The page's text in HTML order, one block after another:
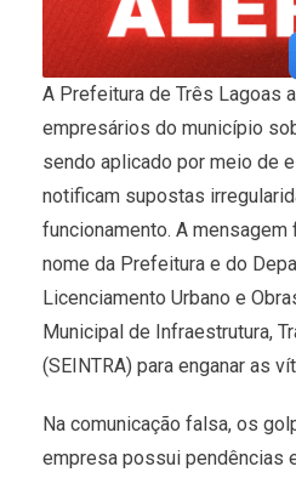
A Prefeitura de Três Lagoas
empresários do município
sendo aplicado por meio de
notificam supostas
funcionamento. A mensagem
nome da Prefeitura e do
Licenciamento Urbano e
Municipal de Infraestrutura,
(SEINTRA) para enganar as
Na comunicação falsa, os
empresa possui pendências